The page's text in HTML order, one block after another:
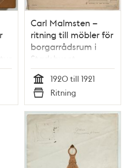
Carl Malmsten –
ritning till möbler för
borgarrådsrum i
Stadshuset
Tid
1920 till 1921
Typ
Ritning